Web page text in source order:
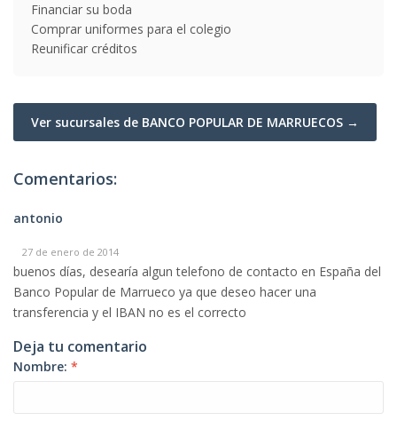
Financiar su boda
Comprar uniformes para el colegio
Reunificar créditos
Ver sucursales de BANCO POPULAR DE MARRUECOS →
Comentarios:
antonio
27 de enero de 2014
buenos días, desearía algun telefono de contacto en España del
Banco Popular de Marrueco ya que deseo hacer una
transferencia y el IBAN no es el correcto
Deja tu comentario
Nombre: *